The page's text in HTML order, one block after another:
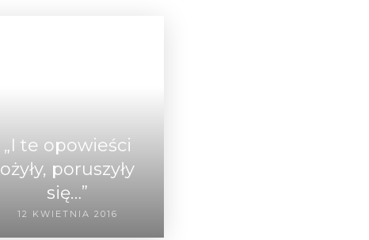
„I te opowieści
ożyły, poruszyły
się…”
12 KWIETNIA 2016